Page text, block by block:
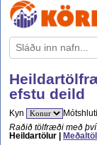
efstu deild
Kyn Mótshluti
Raðið tölfræði með
Heildartölur |
Meðaltöl